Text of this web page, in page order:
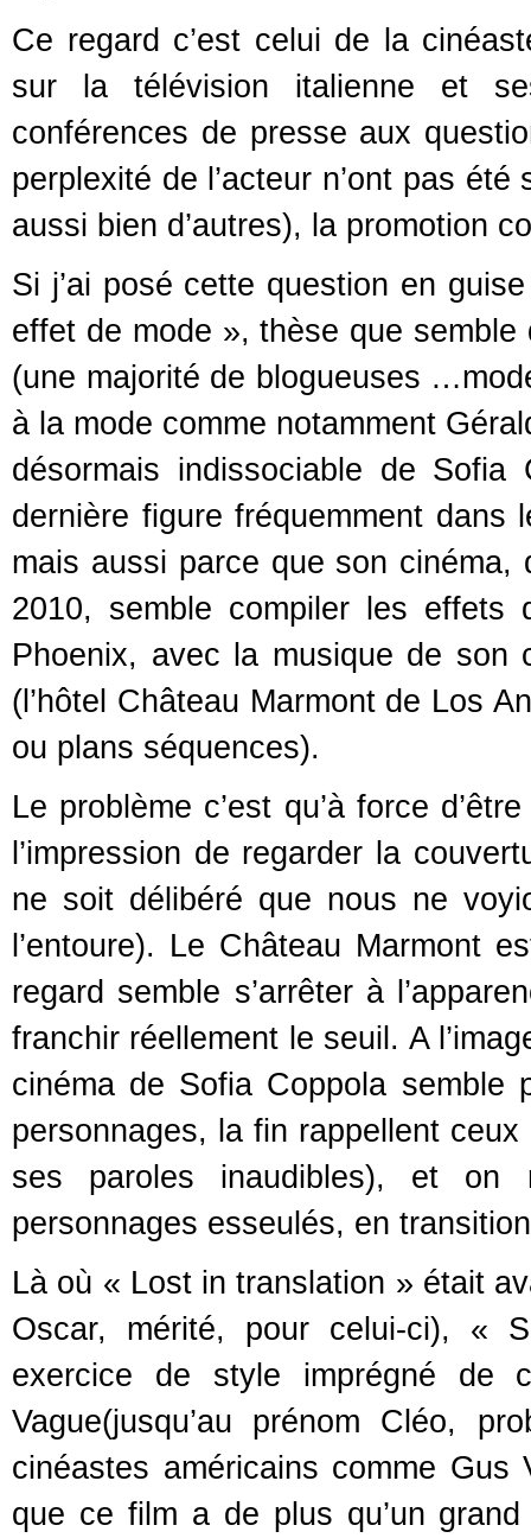
Ce regard c’est celui de la
sur la télévision italienne et
conférences de presse aux
perplexité de l’acteur n’ont pas
aussi bien d’autres), la promotion
Si j’ai posé cette question en
effet de mode », thèse que
(une majorité de blogueuses
à la mode comme notamment
désormais indissociable de
dernière figure fréquemment dans
mais aussi parce que son cinéma,
2010, semble compiler les effets
Phoenix, avec la musique de son
(l’hôtel Château Marmont de Los
ou plans séquences).
Le problème c’est qu’à force
l’impression de regarder la
ne soit délibéré que nous ne
l’entoure). Le Château Marmont
regard semble s’arrêter à
franchir réellement le seuil. A
cinéma de Sofia Coppola
personnages, la fin rappellent
ses paroles inaudibles), et on
personnages esseulés, en
Là où « Lost in translation » était
Oscar, mérité, pour celui-ci), «
exercice de style imprégné de
Vague(jusqu’au prénom Cléo,
cinéastes américains comme
que ce film a de plus qu’un